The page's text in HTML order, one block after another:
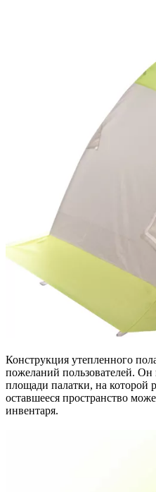
Конструкция утепленного
пожеланий пользователей.
площади палатки, на которой
оставшееся пространство
инвентаря.